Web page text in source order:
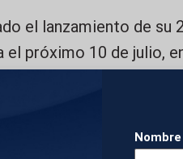
Nombre
el lanzamiento de su
próximo 10 de julio,
un emblemático